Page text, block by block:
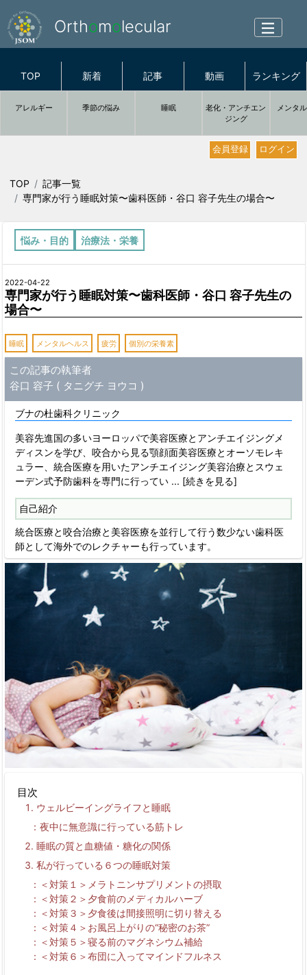
Orthomolecular
TOP 新着 記事 動画 ランキング
アレルギー 季節の悩み 睡眠
老化・アンチエン
ジング
メンタ
ログイン
会員登録
TOP
記事一覧
専門家が行う睡眠対策〜歯科医師・谷口 容子先生の場合〜
悩み・目的 治療法・栄養
2022-04-22
専門家が行う睡眠対策〜歯科医師・谷口 容子先生の
場合〜
睡眠 メンタルヘルス 疲労 個別の栄養素
この記事の執筆者
谷口 容子 ( タニグチ ヨウコ )
ブナの杜歯科クリニック
美容先進国の多いヨーロッパで美容医療とアンチエイジングメ
ディスンを学び、咬合から見る顎顔面美容医療とオーソモレキ
ュラー、統合医療を用いたアンチエイジング美容治療とスウェ
ーデン式予防歯科を専門に行ってい ... [続きを見る]
自己紹介
統合医療と咬合治療と美容医療を並行して行う数少ない歯科医
師として海外でのレクチャーも行っています。
目次
ウェルビーイングライフと睡眠
夜中に無意識に行っている筋トレ
睡眠の質と血糖値・糖化の関係
私が行っている６つの睡眠対策
＜対策１＞メラトニンサプリメントの摂取
＜対策２＞夕食前のメディカルハーブ
＜対策３＞夕食後は間接照明に切り替える
＜対策４＞お風呂上がりの“秘密のお茶”
＜対策５＞寝る前のマグネシウム補給
＜対策６＞布団に入ってマインドフルネス